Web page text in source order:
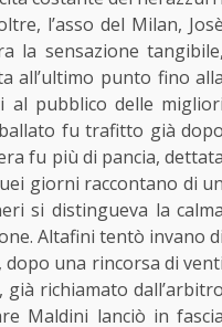
l’asso del Milan, Josè
la sensazione tangibile,
all’ultimo punto fino alla
pubblico delle migliori
fu trafitto già dopo
fu più di pancia, dettata
giorni raccontano di un
si distingueva la calma
Altafini tentò invano di
una rincorsa di venti
richiamato dall’arbitro
Maldini lanciò in fascia